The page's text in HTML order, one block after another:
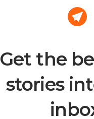
Get the
stories